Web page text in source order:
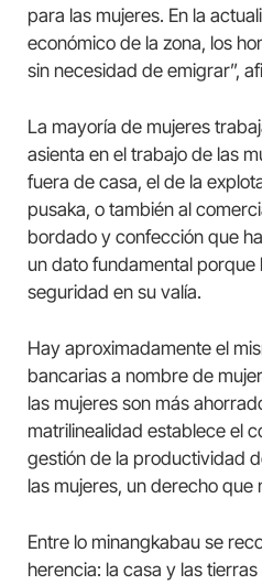
para las mujeres. En la
económico de la zona, los
sin necesidad de emigrar”,
La mayoría de mujeres
asienta en el trabajo de las
fuera de casa, el de la
pusaka, o también al
bordado y confección que
un dato fundamental porque
seguridad en su valía.
Hay aproximadamente el
bancarias a nombre de
las mujeres son más
matrilinealidad establece el
gestión de la productividad
las mujeres, un derecho que
Entre lo minangkabau se
herencia: la casa y las